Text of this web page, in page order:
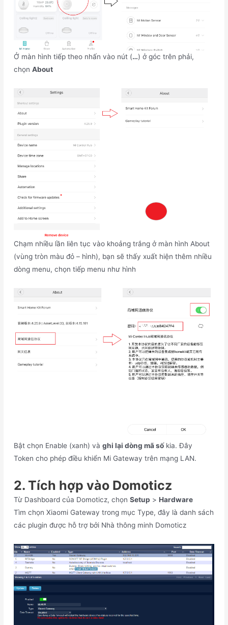
Ở màn hình tiếp theo nhấn vào nút (…) ở góc trên phải,
chọnAbout
Chạm nhiều lần liên tục vào khoảng trắng ở màn hình About
(vùng tròn màu đỏ – hình), bạn sẽ thấy xuất hiện thêm nhiều
dòng menu, chọn tiếp menu như hình
Bật chọn Enable (xanh) vàghi lại dòng mã sốkia. Đây
Token cho phép điều khiển Mi Gateway trên mạng LAN.
2. Tích hợp vào Domoticz
Từ Dashboard của Domoticz, chọnSetup >Hardware
Tìm chọn Xiaomi Gateway trong mục Type, đây là danh sách
các plugin được hỗ trợ bởi Nhà thông minh Domoticz